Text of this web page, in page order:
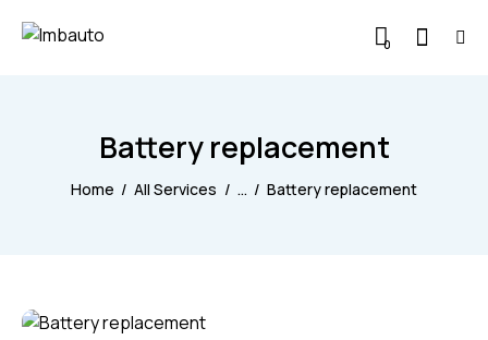
0
Battery replacement
Home All Services ... Battery replacement